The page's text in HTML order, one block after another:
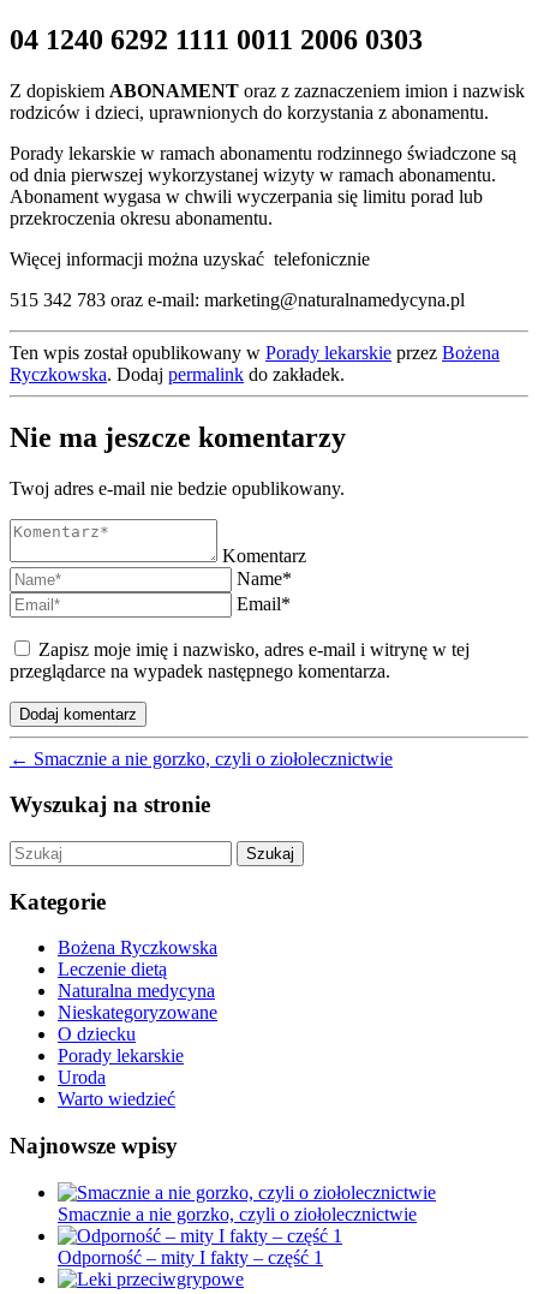
04 1240 6292 1111 0011 2006 0303
Z dopiskiem ABONAMENT oraz z zaznaczeniem imion i nazwisk
rodziców i dzieci, uprawnionych do korzystania z abonamentu.
Porady lekarskie w ramach abonamentu rodzinnego świadczone są
od dnia pierwszej wykorzystanej wizyty w ramach abonamentu.
Abonament wygasa w chwili wyczerpania się limitu porad lub
przekroczenia okresu abonamentu.
Więcej informacji można uzyskać telefonicznie
515 342 783 oraz e-mail: marketing@naturalnamedycyna.pl
Ten wpis został opublikowany w Porady lekarskie przez Bożena
Ryczkowska. Dodaj permalink do zakładek.
Nie ma jeszcze komentarzy
Twoj adres e-mail nie bedzie opublikowany.
Komentarz
Name*
Email*
Zapisz moje imię i nazwisko, adres e-mail i witrynę w tej
przeglądarce na wypadek następnego komentarza.
← Smacznie a nie gorzko, czyli o ziołolecznictwie
Wyszukaj na stronie
Szukaj
Kategorie
Bożena Ryczkowska
Leczenie dietą
Naturalna medycyna
Nieskategoryzowane
O dziecku
Porady lekarskie
Uroda
Warto wiedzieć
Najnowsze wpisy
Smacznie a nie gorzko, czyli o ziołolecznictwie
Odporność – mity I fakty – część 1